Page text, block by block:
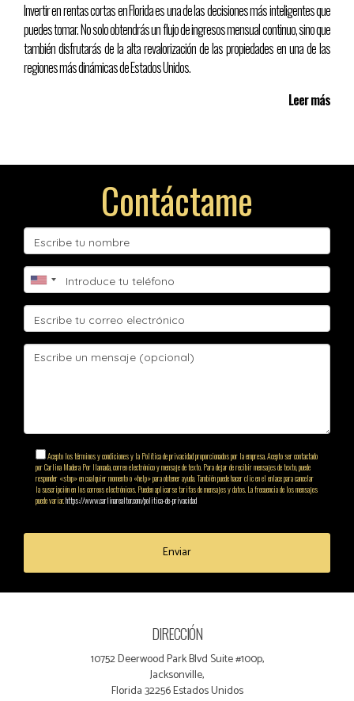
Invertir en rentas cortas en Florida es una de las decisiones más inteligentes que
puedes tomar. No solo obtendrás un flujo de ingresos mensual continuo, sino que
también disfrutarás de la alta revalorización de las propiedades en una de las
regiones más dinámicas de Estados Unidos.
Leer más
Contáctame
Acepto los términos y condiciones y la Política de privacidad proporcionados por la empresa. Acepto ser contactado
por Carlina Madera Por llamada, correo electrónico y mensaje de texto. Para dejar de recibir mensajes de texto, puede
responder «stop» en cualquier momento o «help» para obtener ayuda. También puede hacer clic en el enlace para cancelar
la suscripción en los correos electrónicos. Pueden aplicarse tarifas de mensajes y datos. La frecuencia de los mensajes
puede variar.https://www.carlinarealtor.com/politica-de-privacidad
Enviar
DIRECCIÓN
10752 Deerwood Park Blvd Suite #100p,
Jacksonville,
Florida 32256 Estados Unidos